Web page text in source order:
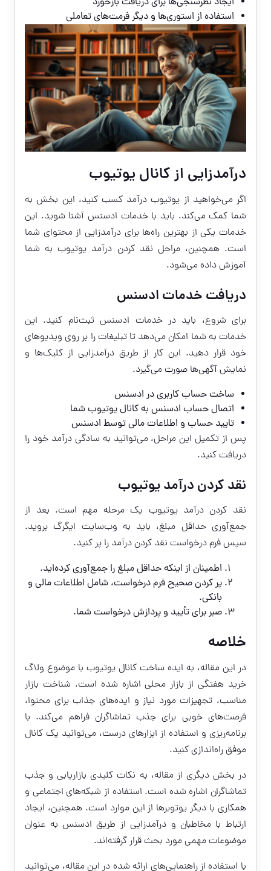
استفاده از استوری‌ها و دیگر فرمت‌های تعاملی
درآمدزایی از کانال یوتیوب
اگر می‌خواهید از یوتیوب درآمد کسب کنید، این بخش به
شما کمک می‌کند. باید با خدمات ادسنس آشنا شوید. این
خدمات یکی از بهترین راه‌ها برای درآمدزایی از محتوای شما
است. همچنین، مراحل نقد کردن درآمد یوتیوببه شما
آموزش داده می‌شود.
دریافت خدمات ادسنس
برای شروع، باید در خدمات ادسنس ثبت‌نام کنید. این
خدمات به شما امکان می‌دهد تا تبلیغات را بر روی ویدیوهای
خود قرار دهید. این کار از طریق درآمدزایی از کلیک‌ها و
نمایش آگهی‌ها صورت می‌گیرد.
ساخت حساب کاربری در ادسنس
اتصال حساب ادسنس به کانال یوتیوب شما
تایید حساب و اطلاعات مالی توسط ادسنس
پس از تکمیل این مراحل، می‌توانید به سادگی درآمد خود را
دریافت کنید.
نقد کردن درآمد یوتیوب
نقد کردن درآمد یوتیوب یک مرحله مهم است. بعد از
جمع‌آوری حداقل مبلغ، باید به وب‌سایت ایگرگ بروید.
سپس فرم درخواست نقد کردن درآمد را پر کنید.
اطمینان از اینکه حداقل مبلغ را جمع‌آوری کرده‌اید.
پر کردن صحیح فرم درخواست، شامل اطلاعات مالی و
بانکی.
صبر برای تأیید و پردازش درخواست شما.
خلاصه
در این مقاله، به ایده ساخت کانال یوتیوب با موضوع ولاگ
خرید هفتگی از بازار محلی اشاره شده است. شناخت بازار
مناسب، تجهیزات مورد نیاز و ایده‌های جذاب برای محتوا،
فرصت‌های خوبی برای جذب تماشاگران فراهم می‌کند. با
برنامه‌ریزی و استفاده از ابزارهای درست، می‌توانید یک کانال
موفق راه‌اندازی کنید.
در بخش دیگری از مقاله، به نکات کلیدی بازاریابی و جذب
تماشاگران اشاره شده است. استفاده از شبکه‌های اجتماعی و
همکاری با دیگر یوتوبرها از این موارد است. همچنین، ایجاد
ارتباط با مخاطبان و درآمدزایی از طریق ادسنس به عنوان
موضوعات مهمی مورد بحث قرار گرفته‌اند.
با استفاده از راهنمایی‌های ارائه شده در این مقاله، می‌توانید